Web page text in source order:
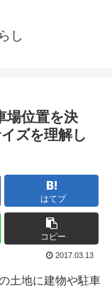
し
場位置を決
ズを理解し
はてブ
コピー
2017.03.13
土地に建物や駐車